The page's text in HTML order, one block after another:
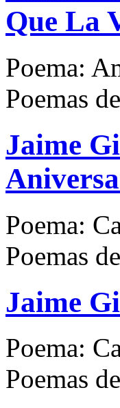
Que La
Poema:
Poemas de
Jaime
Poema:
Poemas de
Jaime
Poema:
Poemas de